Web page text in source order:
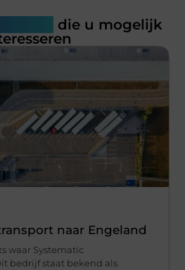
die u mogelijk
naar Engeland
waar Systematic
bedrijf staat bekend als